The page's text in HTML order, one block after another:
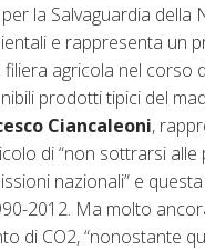
la Salvaguardia della
e rappresenta un
agricola nel corso
prodotti tipici del
Ciancaleoni,
di “non sottrarsi alle
nazionali” e
2012. Ma molto
di CO2, “nonostante